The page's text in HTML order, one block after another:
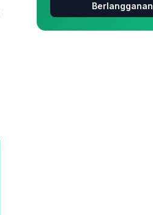
Berlangganan